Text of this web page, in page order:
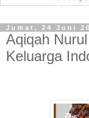
Jumat, 24 Juni
Aqiqah
Keluarga